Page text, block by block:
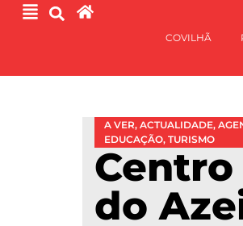
COVILHÃ
A VER, ACTUALIDADE,
EDUCAÇÃO, TURISMO
do